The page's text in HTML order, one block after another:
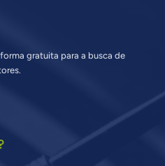
gratuita para a busca de